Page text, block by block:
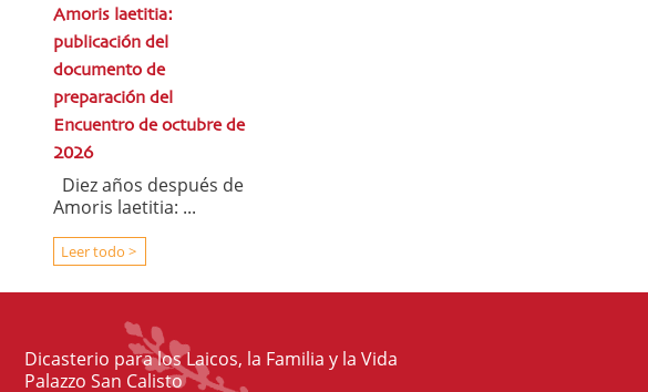
Amoris laetitia:
publicación del
documento de
preparación del
Encuentro de octubre de
2026
Diez años después de
Amoris laetitia: ...
Leer todo >
Dicasterio para los Laicos, la Familia y la Vida
Palazzo San Calisto